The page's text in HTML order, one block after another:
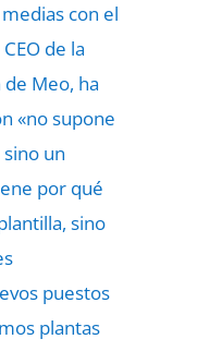
con el
de la
Meo, ha
«no supone
un
por qué
sino
puestos
plantas